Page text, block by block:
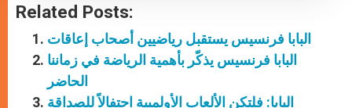
Related Posts:
البابا فرنسيس يستقبل رياضيين أصحاب إعاقات
البابا فرنسيس يذكّر بأهمية الرياضة في زماننا
الحاضر
البابا: فلتكن الألعاب الأولمبية احتفالاً للصداقة